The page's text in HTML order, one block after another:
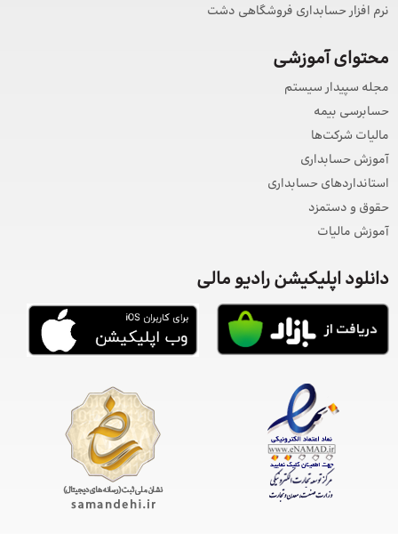
نرم افزار حسابداری فروشگاهی دشت
محتوای آموزشی
مجله سپیدار سیستم
حسابرسی بیمه
مالیات شرکت‌ها
آموزش حسابداری
استانداردهای حسابداری
حقوق و دستمزد
آموزش مالیات
دانلود اپلیکیشن رادیو مالی